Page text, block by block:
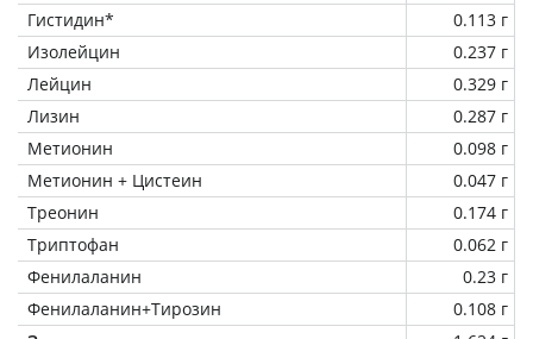
Гистидин*
0.113 г
Изолейцин
0.237 г
Лейцин
0.329 г
Лизин
0.287 г
Метионин
0.098 г
Метионин + Цистеин
0.047 г
Треонин
0.174 г
Триптофан
0.062 г
Фенилаланин
0.23 г
Фенилаланин+Тирозин
0.108 г